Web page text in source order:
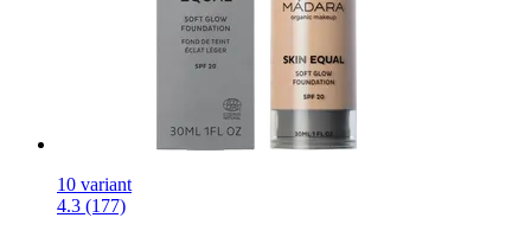
10 variant
4.3 (177)